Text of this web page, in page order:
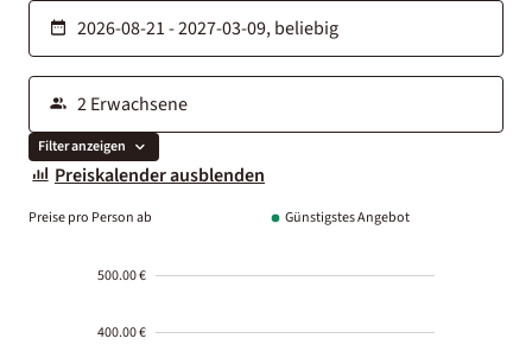
Filter anzeigen
Preiskalender ausblenden
Preise pro Person ab Günstigstes Angebot
500.00 €
400.00 €